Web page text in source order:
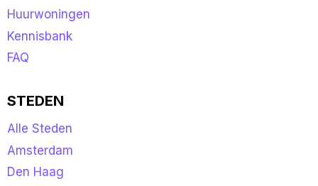
Huurwoningen
Kennisbank
FAQ
STEDEN
Alle Steden
Amsterdam
Den Haag